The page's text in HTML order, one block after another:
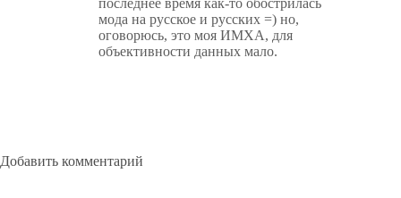
мода на русское и русских =) но,
оговорюсь, это моя ИМХА, для
объективности данных мало.
Добавить комментарий